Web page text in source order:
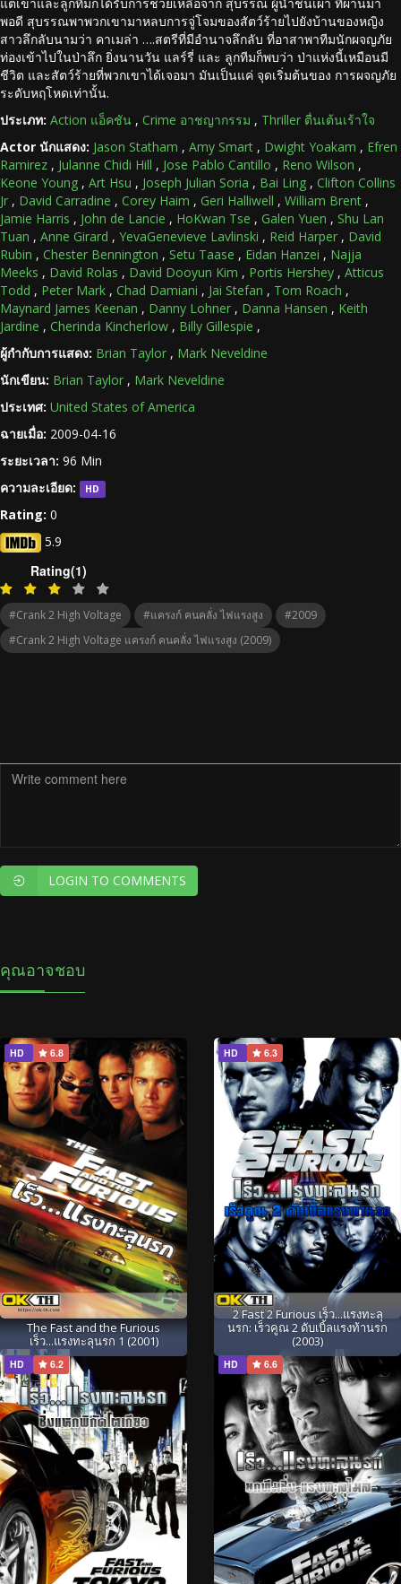
พอดี สุบรรณพาพวกเขามาหลบการจู่โจมของสัตว์ร้ายไปยังบ้านของหญิง
สาวลึกลับนามว่า คาเมล่า ….สตรีที่มีอำนาจลึกลับ ที่อาสาพาทีมนักผจญภัย
ท่องเข้าไปในป่าลึก ยิ่งนานวัน แลร์รี่ และ ลูกทีมก็พบว่า ป่าแห่งนี้เหมือนมี
ชีวิต และสัตว์ร้ายที่พวกเขาได้เจอมา มันเป็นแค่ จุดเริ่มต้นของ การผจญภัย
ระดับหฤโหดเท่านั้น.
ประเภท: Action แอ็คชัน , Crime อาชญากรรม , Thriller ตื่นเต้นเร้าใจ
Actor นักแสดง: Jason Statham , Amy Smart , Dwight Yoakam , Efren
Ramirez , Julanne Chidi Hill , Jose Pablo Cantillo , Reno Wilson ,
Keone Young , Art Hsu , Joseph Julian Soria , Bai Ling , Clifton Collins
Jr , David Carradine , Corey Haim , Geri Halliwell , William Brent ,
Jamie Harris , John de Lancie , HoKwan Tse , Galen Yuen , Shu Lan
Tuan , Anne Girard , YevaGenevieve Lavlinski , Reid Harper , David
Rubin , Chester Bennington , Setu Taase , Eidan Hanzei , Najja
Meeks , David Rolas , David Dooyun Kim , Portis Hershey , Atticus
Todd , Peter Mark , Chad Damiani , Jai Stefan , Tom Roach ,
Maynard James Keenan , Danny Lohner , Danna Hansen , Keith
Jardine , Cherinda Kincherlow , Billy Gillespie ,
ผู้กำกับการแสดง: Brian Taylor , Mark Neveldine
นักเขียน: Brian Taylor , Mark Neveldine
ประเทศ: United States of America
ฉายเมื่อ: 2009-04-16
ระยะเวลา: 96 Min
ความละเอียด:
HD
Rating: 0
5.9
Rating(1)
#Crank 2 High Voltage #แครงก์ คนคลั่ง ไฟแรงสูง
#2009
#Crank 2 High Voltage แครงก์ คนคลั่ง ไฟแรงสูง (2009)
LOGIN TO COMMENTS
คุณอาจชอบ
HD 6.8
The Fast and the Furious
เร็ว...แรงทะลุนรก 1 (2001)
HD 6.3
2 Fast 2 Furious เร็ว...แรงทะลุ
นรก: เร็วคูณ 2 ดับเบิ้ลแรงท้านรก
(2003)
HD 6.2 HD 6.6